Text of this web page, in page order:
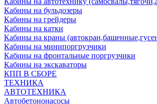
Кабины на бульдозеры
Кабины на грейдеры
Кабины на катки
Кабины на краны
Кабины на минипоргрузчики
Кабины на фронтальные поргрузчики
Кабины на экскаваторы
КПП В СБОРЕ
ТЕХНИКА
АВТОТЕХНИКА
Автобетононасосы